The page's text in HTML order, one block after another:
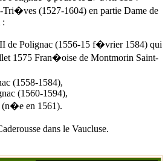
Tri�ves (1527-1604) en partie Dame de
:
de Polignac (1556-15 f�vrier 1584) qui
1575 Fran�oise de Montmorin Saint-
(1558-1584),
(1560-1594),
(n�e en 1561).
dans le Vaucluse.